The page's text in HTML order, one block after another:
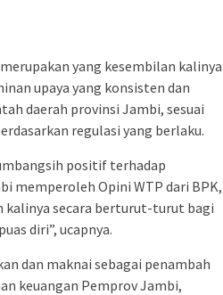
yang kesembilan kalinya
upaya yang konsisten dan
daerah provinsi Jambi, sesuai
regulasi yang berlaku.
positif terhadap
memperoleh Opini WTP dari BPK,
kalinya secara berturut-turut bagi
diri”, ucapnya.
dan maknai sebagai penambah
keuangan Pemprov Jambi,